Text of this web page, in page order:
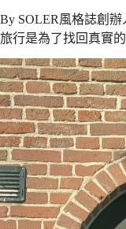
By SOLER風格誌創辦
旅行是為了找回真實